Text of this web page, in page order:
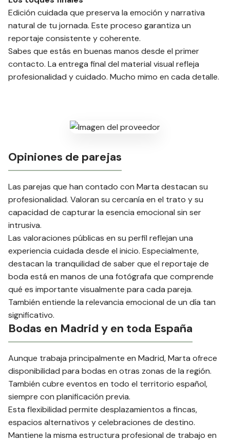
Edición cuidada que preserva la emoción y narrativa
natural de tu jornada. Este proceso garantiza un
reportaje consistente y coherente.
Sabes que estás en buenas manos desde el primer
contacto. La entrega final del material visual refleja
profesionalidad y cuidado. Mucho mimo en cada detalle.
Opiniones de parejas
Las parejas que han contado con Marta destacan su
profesionalidad. Valoran su cercanía en el trato y su
capacidad de capturar la esencia emocional sin ser
intrusiva.
Las valoraciones públicas en su perfil reflejan una
experiencia cuidada desde el inicio. Especialmente,
destacan la tranquilidad de saber que el reportaje de
boda está en manos de una fotógrafa que comprende
qué es importante visualmente para cada pareja.
También entiende la relevancia emocional de un día tan
significativo.
Bodas en Madrid y en toda España
Aunque trabaja principalmente en Madrid, Marta ofrece
disponibilidad para bodas en otras zonas de la región.
También cubre eventos en todo el territorio español,
siempre con planificación previa.
Esta flexibilidad permite desplazamientos a fincas,
espacios alternativos y celebraciones de destino.
Mantiene la misma estructura profesional de trabajo en